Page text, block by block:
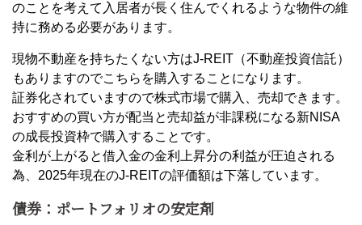
のことを考えて入居者が長く住んでくれるような物件の維
持に務める必要があります。
現物不動産を持ちたくない方はJ-REIT（不動産投資信託）
もありますのでこちらを購入することになります。
証券化されていますので株式市場で購入、売却できます。
おすすめの買い方が配当と売却益が非課税になる新NISA
の成長投資枠で購入することです。
金利が上がると借入金の金利上昇分の利益が圧迫される
為、2025年現在のJ-REITの評価額は下落しています。
債券：ポートフォリオの安定剤